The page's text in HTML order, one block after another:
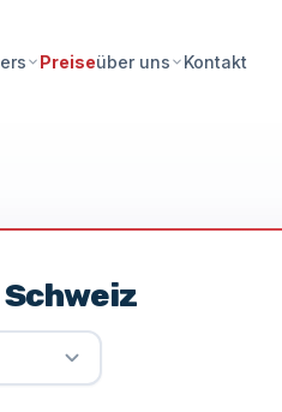
Preiseüber uns Kontakt
Schweiz